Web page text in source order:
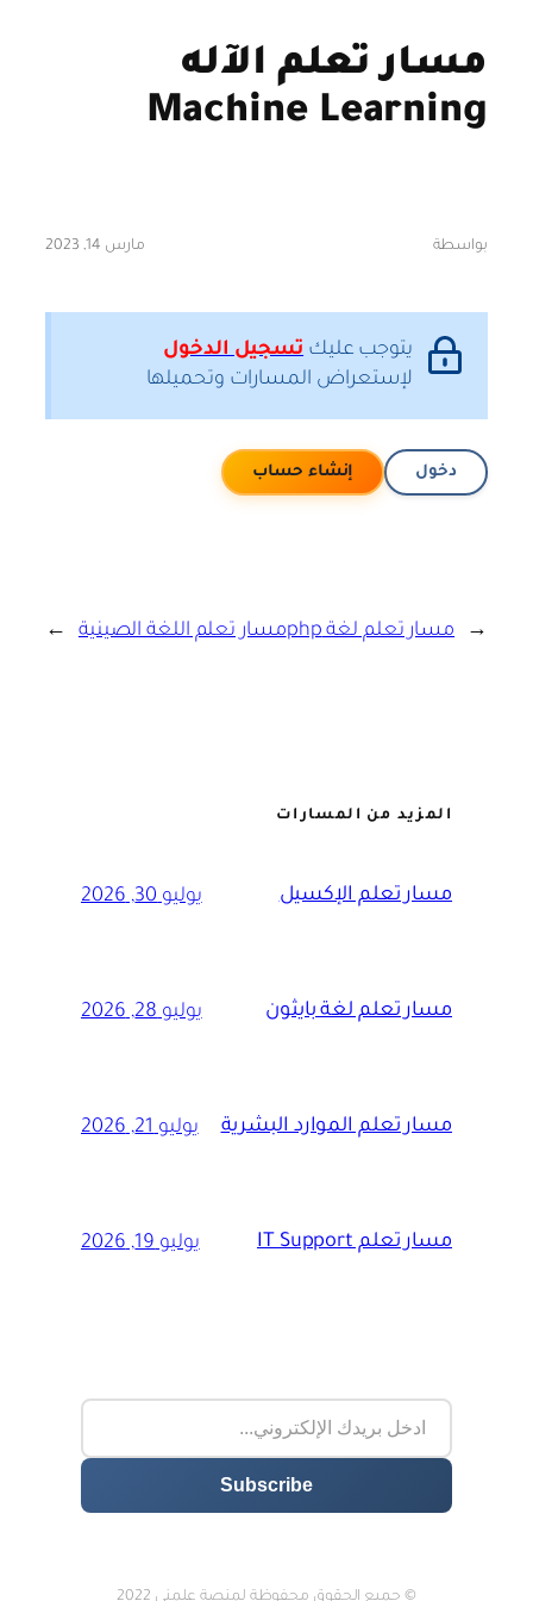
مسار تعلم الآله
Machine Learning
بواسطة مارس 14, 2023
يتوجب عليك تسجيل الدخول
لإستعراض المسارات وتحميلها
دخول إنشاء حساب
← مسار تعلم لغة php مسار تعلم اللغة الصينية →
المزيد من المسارات
مسار تعلم الإكسيل يوليو 30, 2026
مسار تعلم لغة بايثون يوليو 28, 2026
مسار تعلم الموارد البشرية يوليو 21, 2026
مسار تعلم IT Support يوليو 19, 2026